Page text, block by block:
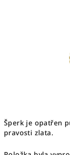
Šperk je opatřen
pravosti zlata.